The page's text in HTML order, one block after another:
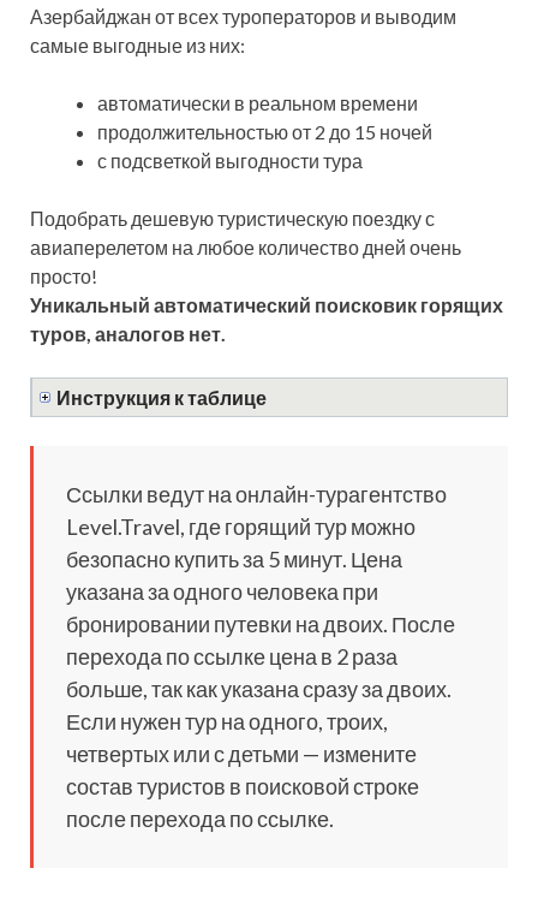
Азербайджан от всех туроператоров и выводим
самые выгодные из них:
автоматически в реальном времени
продолжительностью от 2 до 15 ночей
с подсветкой выгодности тура
Подобрать дешевую туристическую поездку с
авиаперелетом на любое количество дней очень
просто!
Уникальный автоматический поисковик горящих
туров, аналогов нет.
Инструкция к таблице
Ссылки ведут на онлайн-турагентство
Level.Travel, где горящий тур можно
безопасно купить за 5 минут. Цена
указана за одного человека при
бронировании путевки на двоих. После
перехода по ссылке цена в 2 раза
больше, так как указана сразу за двоих.
Если нужен тур на одного, троих,
четвертых или с детьми — измените
состав туристов в поисковой строке
после перехода по ссылке.